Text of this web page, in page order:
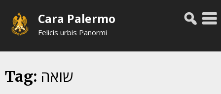
content
Cara Palermo
Felicis urbis Panormi
Tag: שואה